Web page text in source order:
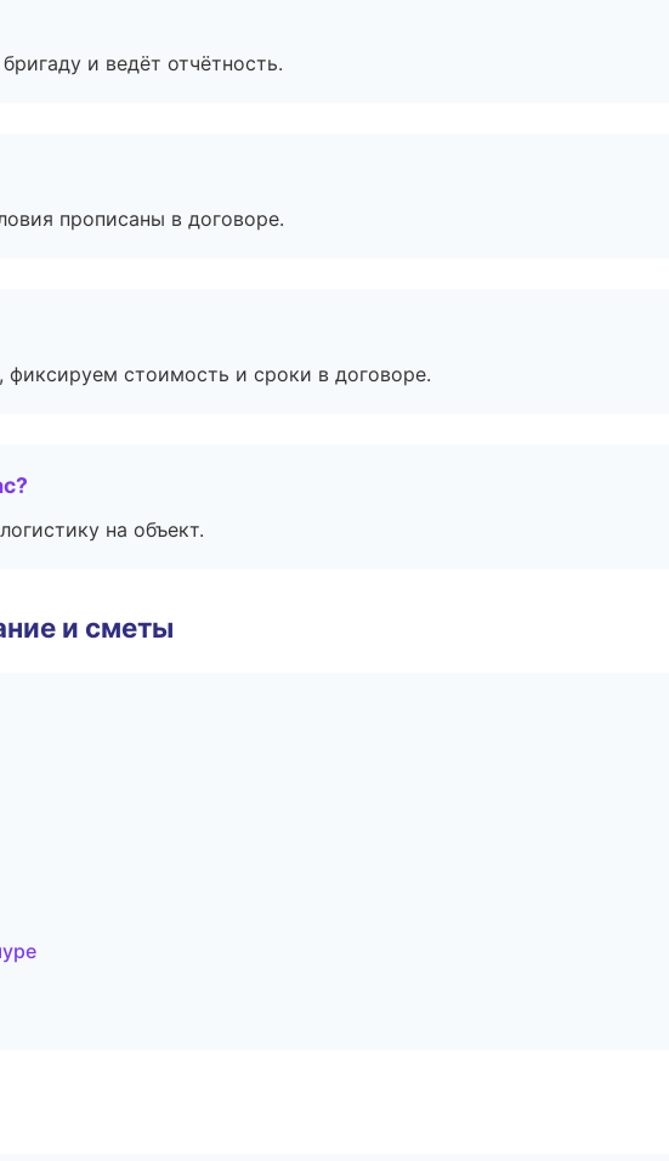
и ведёт отчётность.
прописаны в договоре.
стоимость и сроки в договоре.
на объект.
и сметы